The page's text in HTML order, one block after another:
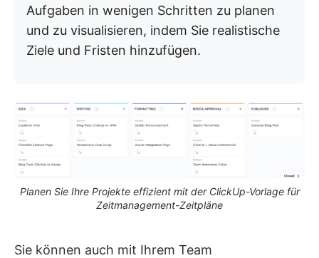
Aufgaben in wenigen Schritten zu planen
und zu visualisieren, indem Sie realistische
Ziele und Fristen hinzufügen.
Planen Sie Ihre Projekte effizient mit der ClickUp-Vorlage für
Zeitmanagement-Zeitpläne
Sie können auch mit Ihrem Team